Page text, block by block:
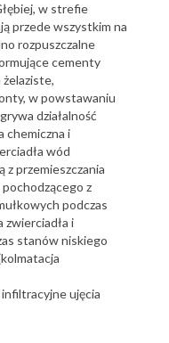
w strefie
przede wszystkim na
rozpuszczalne
cementy
żelaziste,
w powstawaniu
działalność
chemiczna i
wód
z przemieszczania
z
podczas
i
stanów niskiego
ujęcia